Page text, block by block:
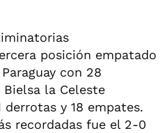
posición empatado
con 28
la Celeste
derrotas y 18 empates.
recordadas fue el 2-0